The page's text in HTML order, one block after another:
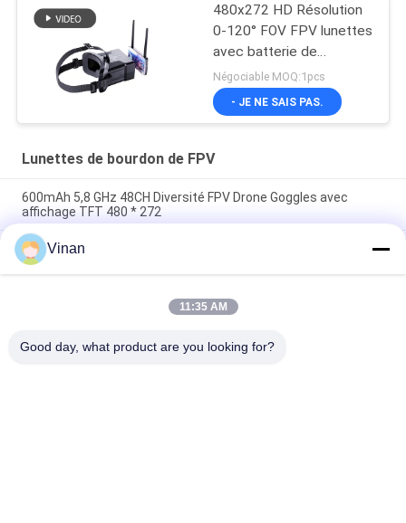
480x272 HD Résolution
0-120° FOV FPV lunettes
avec batterie de
600mAh pour casque de
drone
Négociable MOQ:1pcs
- JE NE SAIS PAS.
Lunettes de bourdon de FPV
600mAh 5,8 GHz 48CH Diversité FPV Drone Goggles avec
affichage TFT 480 * 272
2,7 pouces mini TFT LCD le meilleur débutant de 5,8 gigahertz
emballant des lunettes 48 Channesl de FPV
Grand monoculaire 2,7" de champ de vision de TFT LCD
moniteur de 5.8Ghz Quadcopter FPV pour traverser la
Vinan
11:35 AM
Good day, what product are you looking for?